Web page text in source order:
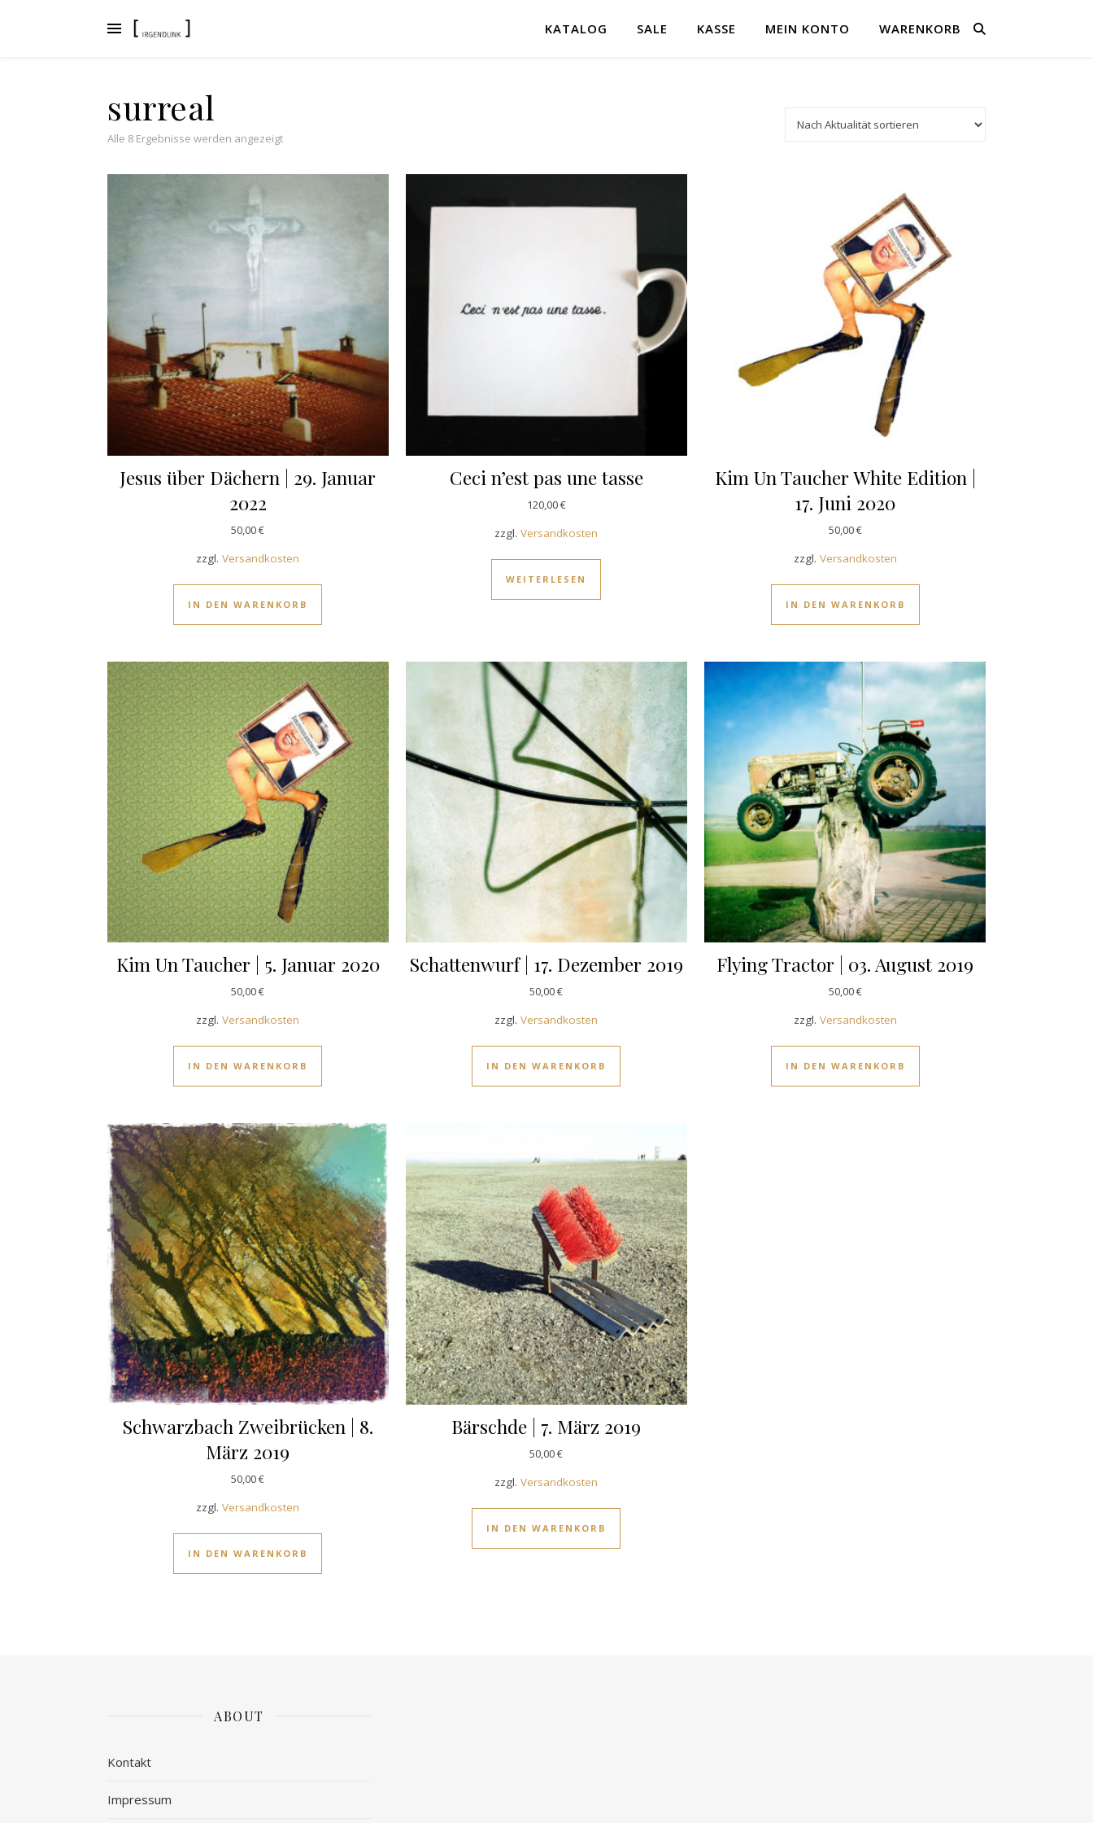
KATALOG SALE KASSE MEIN KONTO WARENKORB
surreal
Alle 8 Ergebnisse werden angezeigtNach Aktualität sortiert
Jesus über Dächern | 29. Januar
2022
50,00€
zzgl.Versandkosten
IN DEN WARENKORB
Ceci n’est pas une tasse
120,00€
zzgl.Versandkosten
WEITERLESEN
Kim Un Taucher White Edition |
17. Juni 2020
50,00€
zzgl. Versandkosten
IN DEN WARENKORB
Kim Un Taucher | 5. Januar 2020
50,00€
zzgl.Versandkosten
IN DEN WARENKORB
Schattenwurf | 17. Dezember 2019
50,00€
zzgl.Versandkosten
IN DEN WARENKORB
Flying Tractor | 03. August 2019
50,00€
zzgl. Versandkosten
IN DEN WARENKORB
Schwarzbach Zweibrücken | 8.
März 2019
50,00€
zzgl.Versandkosten
IN DEN WARENKORB
Bärschde | 7. März 2019
50,00€
zzgl.Versandkosten
IN DEN WARENKORB
ABOUT
Kontakt
Impressum